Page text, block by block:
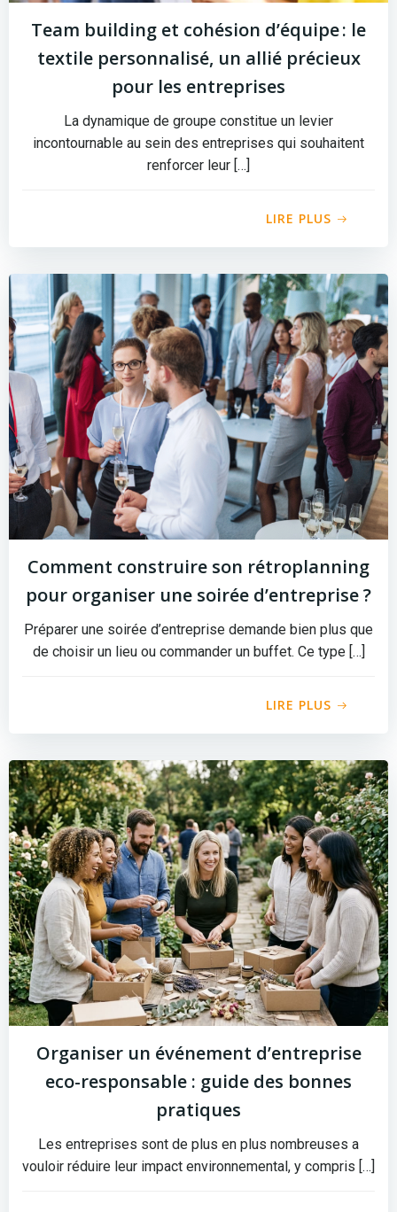
Team building et cohésion d’équipe : le
textile personnalisé, un allié précieux
pour les entreprises
La dynamique de groupe constitue un levier
incontournable au sein des entreprises qui souhaitent
renforcer leur […]
LIRE PLUS
Comment construire son rétroplanning
pour organiser une soirée d’entreprise ?
Préparer une soirée d’entreprise demande bien plus que
de choisir un lieu ou commander un buffet. Ce type […]
LIRE PLUS
Organiser un événement d’entreprise
eco-responsable : guide des bonnes
pratiques
Les entreprises sont de plus en plus nombreuses a
vouloir réduire leur impact environnemental, y compris […]